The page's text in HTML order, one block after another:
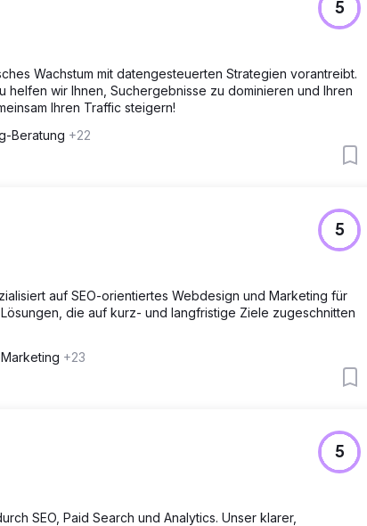
5
Wachstum mit datengesteuerten Strategien vorantreibt.
helfen wir Ihnen, Suchergebnisse zu dominieren und Ihren
Ihren Traffic steigern!
Beratung +22
5
auf SEO-orientiertes Webdesign und Marketing für
die auf kurz- und langfristige Ziele zugeschnitten
+23
5
SEO, Paid Search und Analytics. Unser klarer,